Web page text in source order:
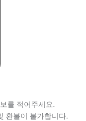
를 적어주세요.
환불이 불가합니다.